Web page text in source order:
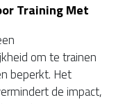
Training Met
om te trainen
beperkt. Het
de impact,